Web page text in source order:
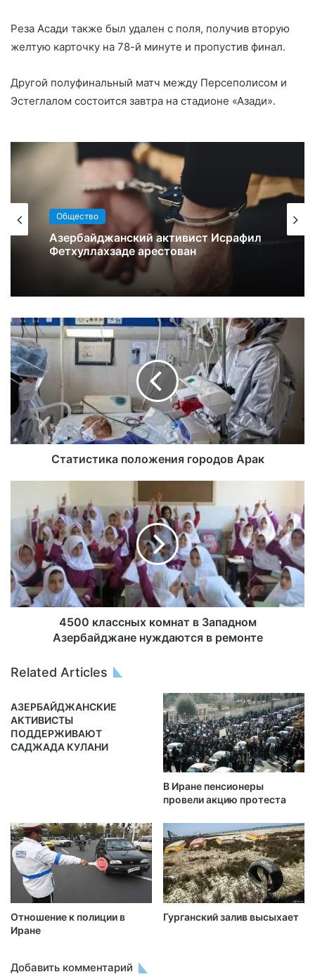
Реза Асади также был удален с поля, получив вторую
желтую карточку на 78-й минуте и пропустив финал.
Другой полуфинальный матч между Персеполисом и
Эстеглалом состоится завтра на стадионе «Азади».
Общество
Азербайджанский активист Исрафил
Фетхуллахзаде арестован
Статистика положения городов Арак
4500 классных комнат в Западном
Азербайджане нуждаются в ремонте
Related Articles
АЗЕРБАЙДЖАНСКИЕ
АКТИВИСТЫ
ПОДДЕРЖИВАЮТ
САДЖАДА КУЛАНИ
В Иране пенсионеры
провели акцию протеста
Отношение к полиции в
Иране
Гурганский залив высыхает
Добавить комментарий